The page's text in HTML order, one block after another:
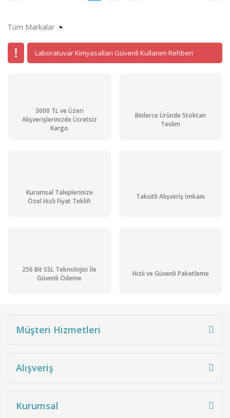
Tüm Markalar
Laboratuvar Kimyasalları Güvenli Kullanım Rehberi
3000 TL ve Üzeri
Alışverişlerinizde Ücretsiz
Kargo
Binlerce Üründe Stoktan
Teslim
Kurumsal Taleplerinize
Özel Hızlı Fiyat Teklifi
Taksitli Alışveriş İmkanı
256 Bit SSL Teknolojisi İle
Güvenli Ödeme
Hızlı ve Güvenli Paketleme
Müşteri Hizmetleri
Alışveriş
Kurumsal